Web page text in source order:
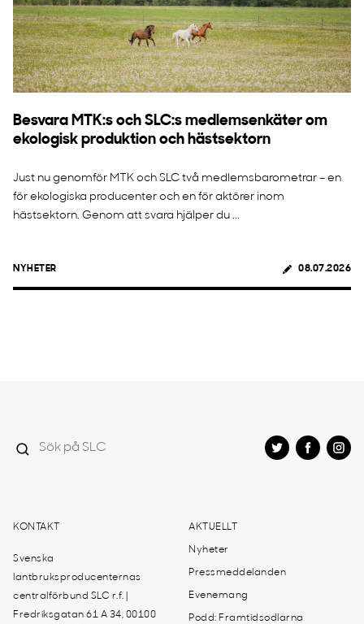
Besvara MTK:s och SLC:s medlemsenkäter om
ekologisk produktion och hästsektorn
Just nu genomför MTK och SLC två medlemsbarometrar – en
för ekologiska producenter och en för aktörer inom
hästsektorn. Genom att svara hjälper du ...
NYHETER 08.07.2026
KONTAKT
Svenska
lantbruksproducenternas
centralförbund SLC r.f. |
Fredriksgatan 61 A 34, 00100
AKTUELLT
Nyheter
Pressmeddelanden
Evenemang
Podd: Framtidsodlarna